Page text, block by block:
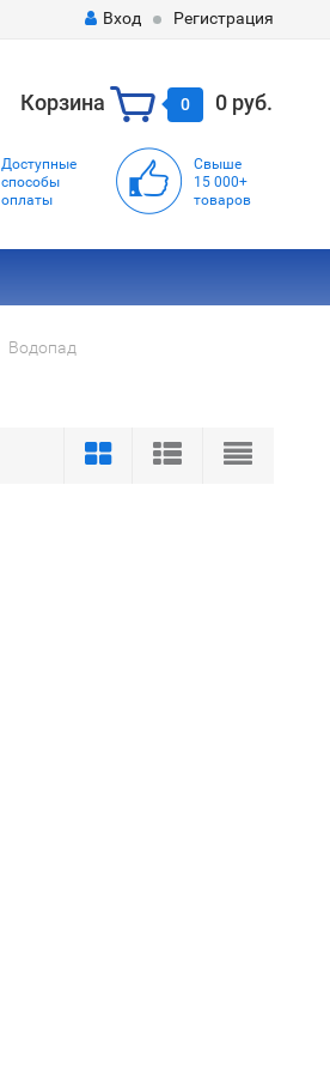
Вход Регистрация
Корзина 0 0 руб.
Доступные
способы
оплаты
Свыше
15 000+
товаров
Водопад